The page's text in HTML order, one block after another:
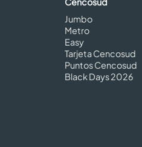
Jumbo
Metro
Easy
Tarjeta Cencosud
Puntos Cencosud
Black Days 2026